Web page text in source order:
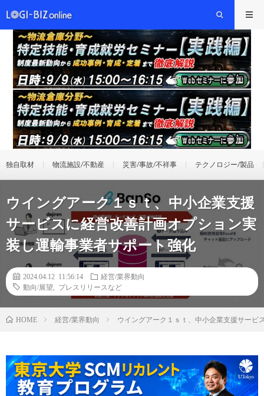
独自取材 物流施設/不動産 災害/事故/不祥事 テクノロジー/製品
ウイングアーク１ｓｔ、中小企業支援
サービスに経営改善計画オプション実
装し運輸事業者サポート強化
2024.04.12 11:56:14
経営/業界動向
動向/展望
プレスリリースなど
HOME 経営/業界動向 ウイングアーク１ｓｔ、中小企業支援サービ